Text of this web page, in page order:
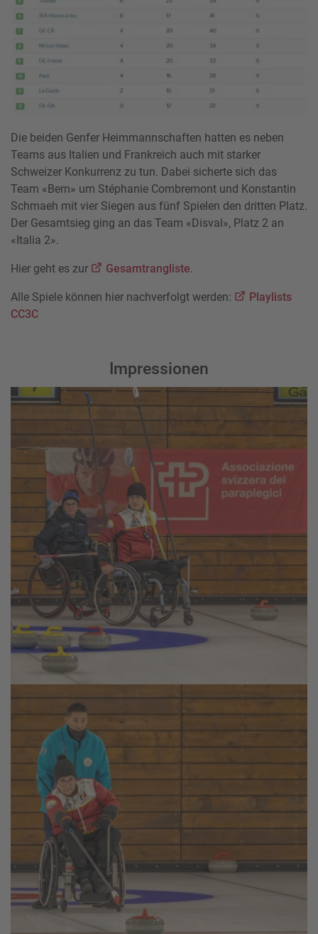
Die beiden Genfer Heimmannschaften hatten es neben
Teams aus Italien und Frankreich auch mit starker
Schweizer Konkurrenz zu tun. Dabei sicherte sich das
Team «Bern» um Stéphanie Combremont und Konstantin
Schmaeh mit vier Siegen aus fünf Spielen den dritten Platz.
Der Gesamtsieg ging an das Team «Disval», Platz 2 an
«Italia 2».
Hier geht es zur Gesamtrangliste.
Alle Spiele können hier nachverfolgt werden:
Playlists
CC3C
Impressionen